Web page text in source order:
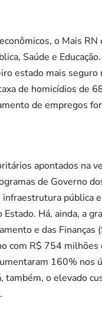
o Mais
Saúde e
estado mais seguro
de homicídios de
de empregos
apontados na
de Governo
pública
Há, ainda, a
e das
com R$ 754
160%
também, o elevado